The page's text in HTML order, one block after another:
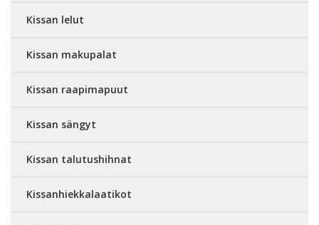
Kissan lelut
Kissan makupalat
Kissan raapimapuut
Kissan sängyt
Kissan talutushihnat
Kissanhiekkalaatikot